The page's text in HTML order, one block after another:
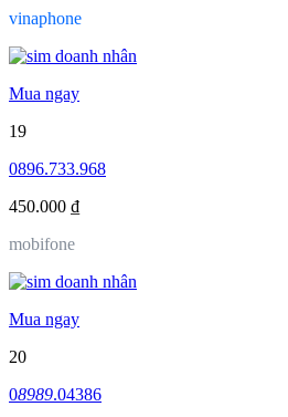
vinaphone
Mua ngay
19
0896.733.968
450.000 ₫
mobifone
Mua ngay
20
08989.04386